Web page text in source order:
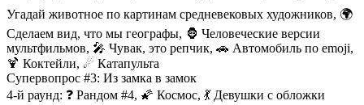
Угадай животное по картинам средневековых художников, 🌍
Сделаем вид, что мы географы, 🦍 Человеческие версии
мультфильмов, 🎤 Чувак, это репчик, 🚗 Автомобиль по emoji,
🍹 Коктейли, ☄ Катапульта
Супервопрос #3: Из замка в замок
4-й раунд: ❓ Рандом #4, 🌠 Космос, 💃 Девушки с обложки